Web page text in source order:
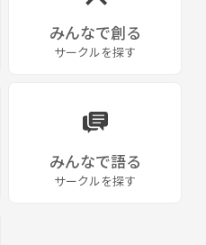
みんなで創る
サークルを探す
みんなで語る
サークルを探す